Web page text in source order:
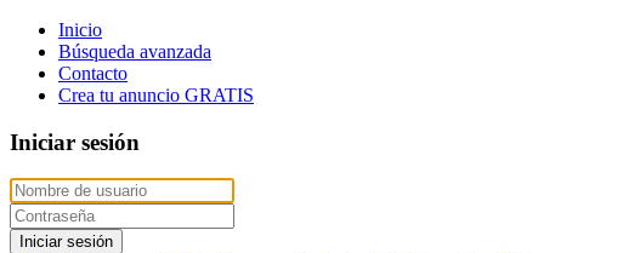
Inicio
Búsqueda avanzada
Contacto
Crea tu anuncio GRATIS
Iniciar sesión
Iniciar sesión